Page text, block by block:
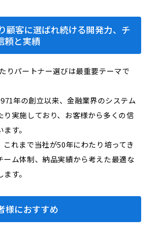
顧客に選ばれ続ける開発力、チ
頼と実績
りパートナー選びは最重要テーマで
年の創立以来、金融業界のシステム
り実施しており、お客様から多くの信
す。
これまで当社が50年にわたり培ってき
ーム体制、納品実績から考えた最適な
す。
様におすすめ